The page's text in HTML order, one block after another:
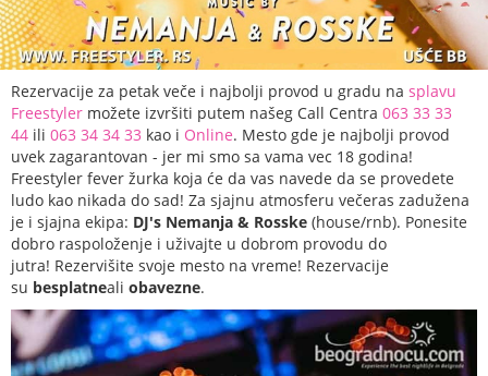
Rezervacije za petak veče i najbolji provod u gradu na splavu
Freestyler možete izvršiti putem našeg Call Centra 063 33 33
44 ili 063 34 34 33 kao i Online. Mesto gde je najbolji provod
uvek zagarantovan - jer mi smo sa vama vec 18 godina!
Freestyler fever žurka koja će da vas navede da se provedete
ludo kao nikada do sad! Za sjajnu atmosferu večeras zadužena
je i sjajna ekipa: DJ's Nemanja & Rosske (house/rnb). Ponesite
dobro raspoloženje i uživajte u dobrom provodu do
jutra! Rezervišite svoje mesto na vreme! Rezervacije
su besplatneali obavezne.